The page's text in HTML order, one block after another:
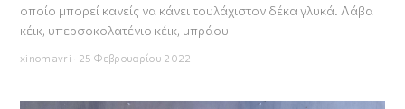
οποίο μπορεί κανείς να κάνει τουλάχιστον δέκα γλυκά. Λάβα
κέικ, υπερσοκολατένιο κέικ, μπράου
xinomavri · 25 Φεβρουαρίου 2022